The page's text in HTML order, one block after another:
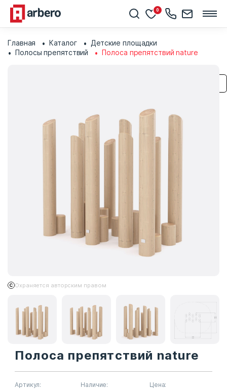
0
Главная Каталог
Детские площадки
Полосы препятствий
Полоса препятствий nature
Охраняется авторским правом
Полоса препятствий nature
Артикул: Наличие: Цена: